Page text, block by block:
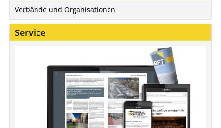
Verbände und Organisationen
Service